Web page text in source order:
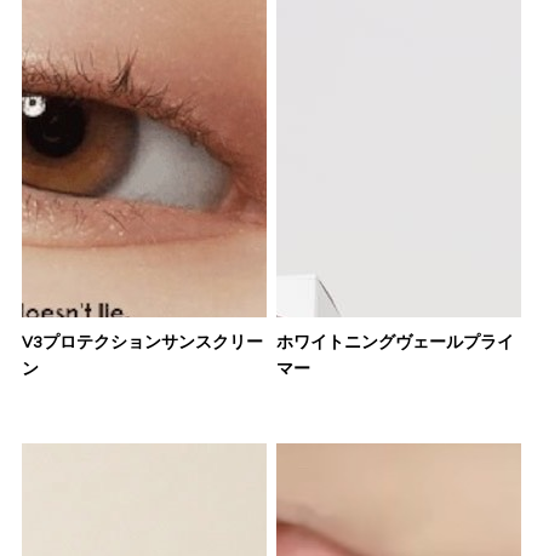
V3プロテクションサンスクリー
ン
ホワイトニングヴェールプライ
マー